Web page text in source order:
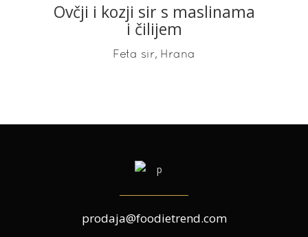
READ MORE
Ovčji i kozji sir s maslinama
i čilijem
Feta sir, Hrana
prodaja@foodietrend.com